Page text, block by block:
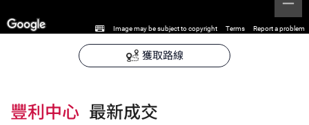
Image may be subject to copyright Terms Report a problem
獲取路線
豐利中心 最新成交